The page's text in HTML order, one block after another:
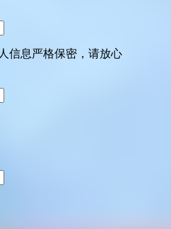
信息严格保密，请放心